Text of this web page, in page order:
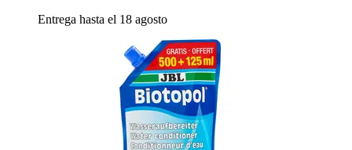
Entrega hasta el 18 agosto